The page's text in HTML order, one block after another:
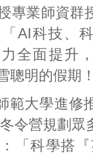
專業師資群
AI科技、
全面提升
聰明的假期
範大學進修
令營規劃眾
「科學搭